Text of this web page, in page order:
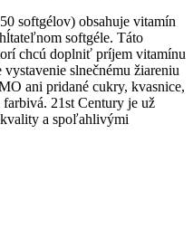
softgélov) obsahuje vitamín
softgéle. Táto
chcú doplniť príjem vitamínu
slnečnému žiareniu
ani pridané cukry, kvasnice,
21st Century je už
a spoľahlivými